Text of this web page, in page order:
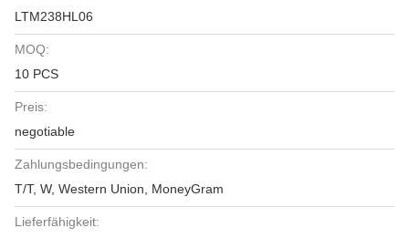
LTM238HL06
MOQ:
10 PCS
Preis:
negotiable
Zahlungsbedingungen:
T/T, W, Western Union, MoneyGram
Lieferfähigkeit: